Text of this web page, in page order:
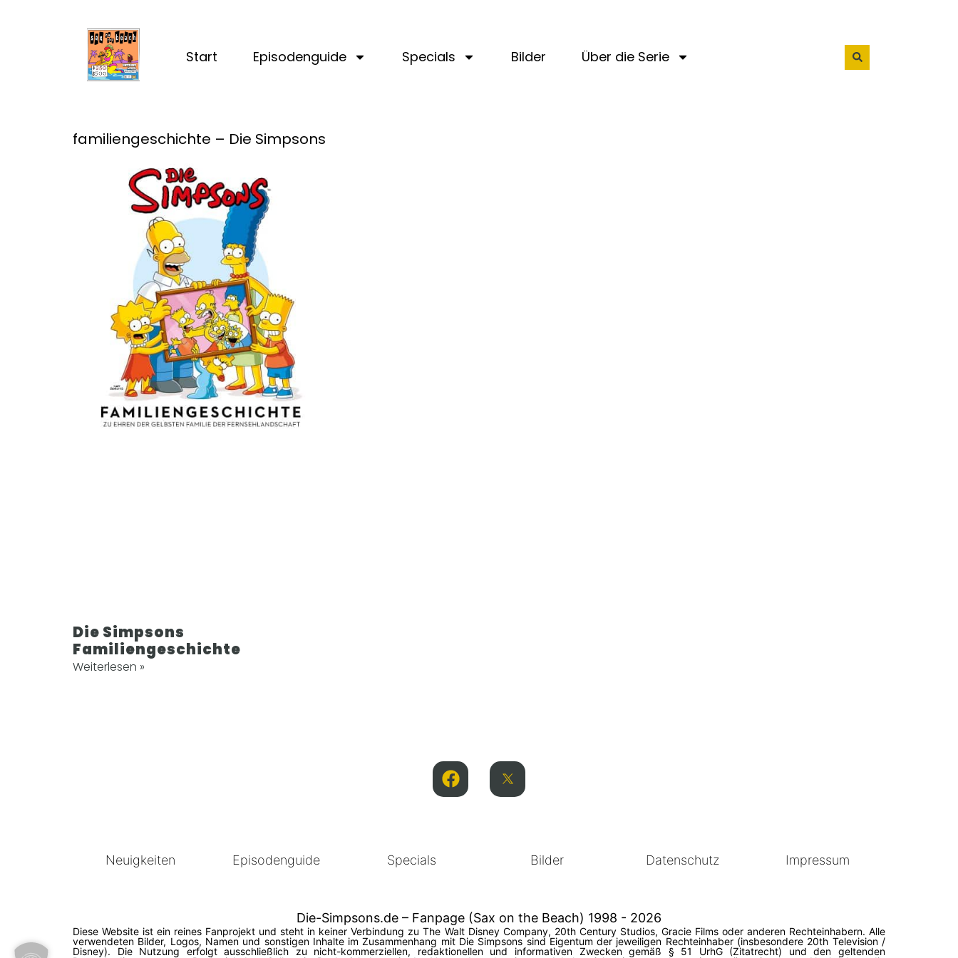
Start Episodenguide Specials Bilder Über die Serie
familiengeschichte – Die Simpsons
Die Simpsons
Familiengeschichte
Weiterlesen »
Neuigkeiten Episodenguide Specials Bilder Datenschutz Impressum
Die-Simpsons.de – Fanpage (Sax on the Beach) 1998 - 2026
Diese Website ist ein reines Fanprojekt und steht in keiner Verbindung zu The Walt Disney Company, 20th Century Studios, Gracie Films oder anderen Rechteinhabern. Alle
verwendeten Bilder, Logos, Namen und sonstigen Inhalte im Zusammenhang mit Die Simpsons sind Eigentum der jeweiligen Rechteinhaber (insbesondere 20th Television /
Disney). Die Nutzung erfolgt ausschließlich zu nicht-kommerziellen, redaktionellen und informativen Zwecken gemäß § 51 UrhG (Zitatrecht) und den geltenden